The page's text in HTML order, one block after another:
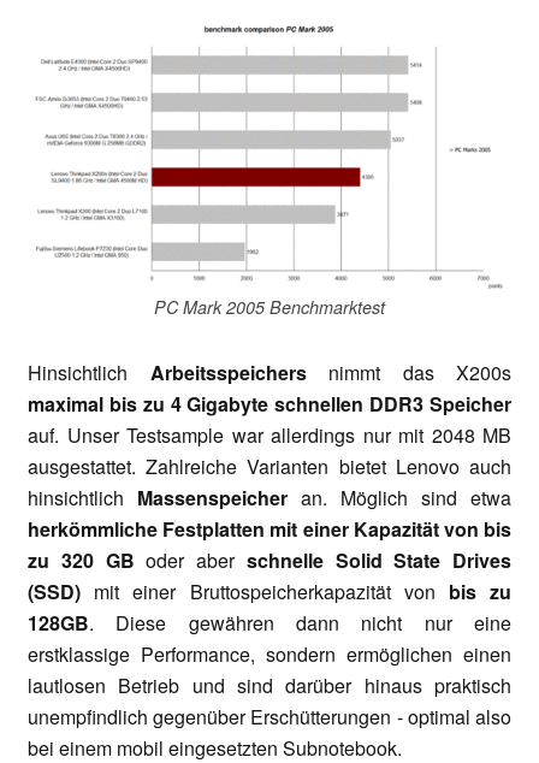
PC Mark 2005 Benchmarktest
Hinsichtlich Arbeitsspeichers nimmt das X200s
maximal bis zu 4 Gigabyte schnellen DDR3 Speicher
auf. Unser Testsample war allerdings nur mit 2048 MB
ausgestattet. Zahlreiche Varianten bietet Lenovo auch
hinsichtlich Massenspeicher an. Möglich sind etwa
herkömmliche Festplatten mit einer Kapazität von bis
zu 320 GB oder aber schnelle Solid State Drives
(SSD) mit einer Bruttospeicherkapazität von bis zu
128GB. Diese gewähren dann nicht nur eine
erstklassige Performance, sondern ermöglichen einen
lautlosen Betrieb und sind darüber hinaus praktisch
unempfindlich gegenüber Erschütterungen - optimal also
bei einem mobil eingesetzten Subnotebook.